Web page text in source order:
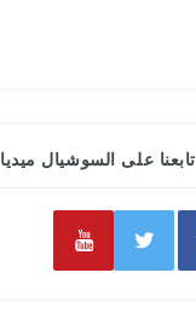
تابعنا على السوشيال ميديا